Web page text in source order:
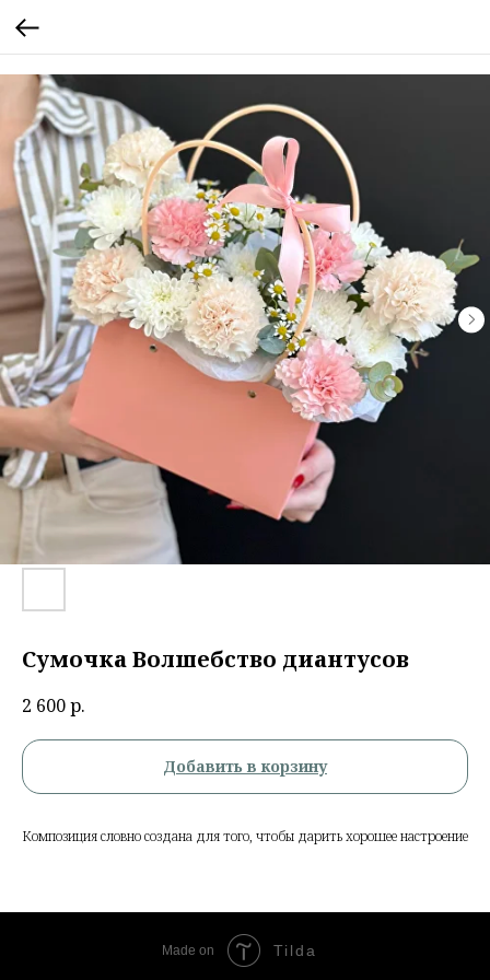
Сумочка Волшебство диантусов
2 600р.
Добавить в корзину
Композиция словно создана для того, чтобы дарить хорошее настроение
Made on Tilda